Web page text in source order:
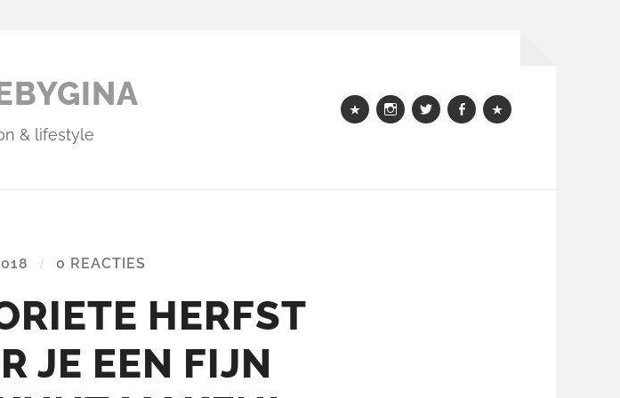
& lifestyle
Webshopinstagram
TwitterFacebookBloglovin
/ 0 REACTIES
HERFST
JE EEN FIJN